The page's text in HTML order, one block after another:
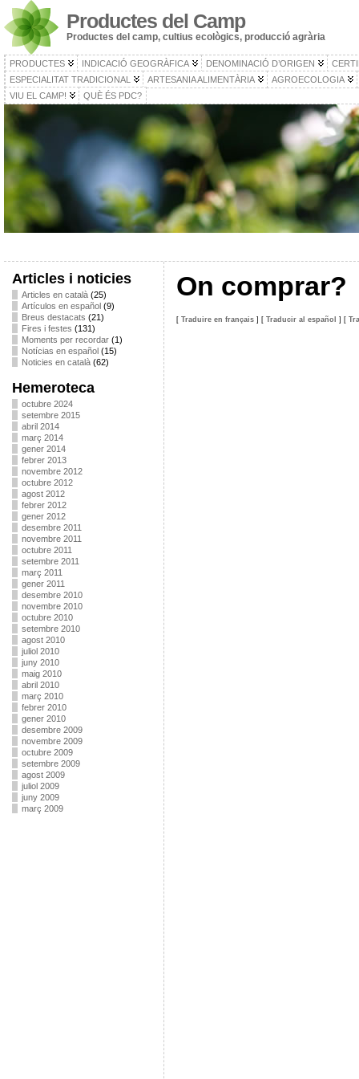
Productes del Camp
Productes del camp, cultius ecològics, producció agrària
PRODUCTES INDICACIÓ GEOGRÀFICA DENOMINACIÓ D’ORIGEN
ESPECIALITAT TRADICIONAL
ARTESANIA ALIMENTÀRIA
AGROECOLOGIA
VIU EL CAMP!
QUÈ ÉS PDC?
Articles i noticies
Articles en català(25)
Artículos en español(9)
Breus destacats (21)
Fires i festes (131)
Moments per recordar(1)
Notícias en español(15)
Noticies en català(62)
Hemeroteca
octubre 2024
setembre 2015
abril 2014
març 2014
gener 2014
febrer 2013
novembre 2012
octubre 2012
agost 2012
febrer 2012
gener 2012
desembre 2011
novembre 2011
octubre 2011
setembre 2011
març 2011
gener 2011
desembre 2010
novembre 2010
octubre 2010
setembre 2010
agost 2010
juliol 2010
juny 2010
maig 2010
abril 2010
març 2010
febrer 2010
gener 2010
desembre 2009
novembre 2009
octubre 2009
setembre 2009
agost 2009
juliol 2009
juny 2009
març 2009
On comprar?
[ Traduire en français] [ Traducir al español ] [